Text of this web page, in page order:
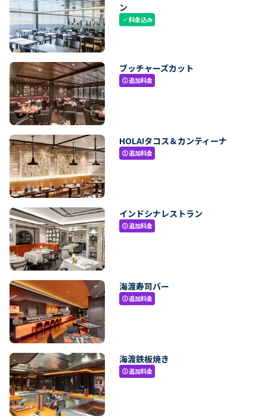
ン
check料金込み
ブッチャーズカット
paid追加料金
HOLA!タコス＆カンティーナ
paid追加料金
インドシナレストラン
paid追加料金
海渡寿司バー
paid追加料金
海渡鉄板焼き
paid追加料金